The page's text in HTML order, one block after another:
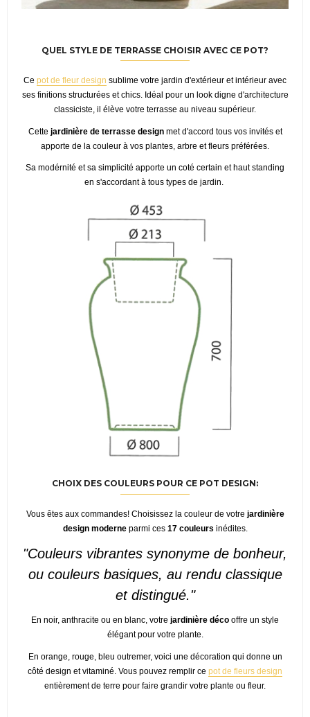
QUEL STYLE DE TERRASSE CHOISIR AVEC CE POT?
Ce pot de fleur design sublime votre jardin d'extérieur et intérieur avec
ses finitions structurées et chics. Idéal pour un look digne d'architecture
classiciste, il élève votre terrasse au niveau supérieur.
Cette jardinière de terrasse designmet d'accord tous vos invités et
apporte de la couleur à vos plantes, arbre et fleurs préférées.
Sa modérnité et sa simplicité apporte un coté certain et haut standing
en s'accordant à tous types de jardin.
CHOIX DES COULEURS POUR CE POT DESIGN:
Vous êtes aux commandes! Choisissez la couleur de votre jardinière
design moderneparmi ces 17 couleurs inédites.
"Couleurs vibrantes synonyme de bonheur,
ou couleurs basiques, au rendu classique
et distingué."
En noir, anthracite ou en blanc, votre jardinière déco offre un style
élégant pour votre plante.
En orange, rouge, bleu outremer, voici une décoration qui donne un
côté design et vitaminé. Vous pouvez remplir ce pot de fleurs design
entièrement de terre pour faire grandir votre plante ou fleur.